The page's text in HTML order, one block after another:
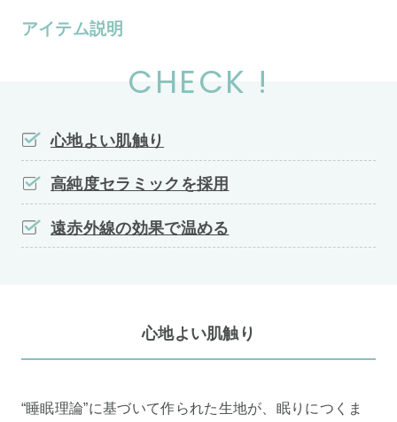
アイテム説明
CHECK !
心地よい肌触り
高純度セラミックを採用
遠赤外線の効果で温める
心地よい肌触り
“睡眠理論”に基づいて作られた生地が、眠りにつくま